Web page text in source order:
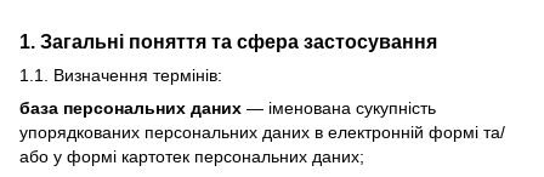
1. Загальні поняття та сфера застосування
1.1. Визначення термінів:
база персональних даних — іменована сукупність
упорядкованих персональних даних в електронній формі та/
або у формі картотек персональних даних;